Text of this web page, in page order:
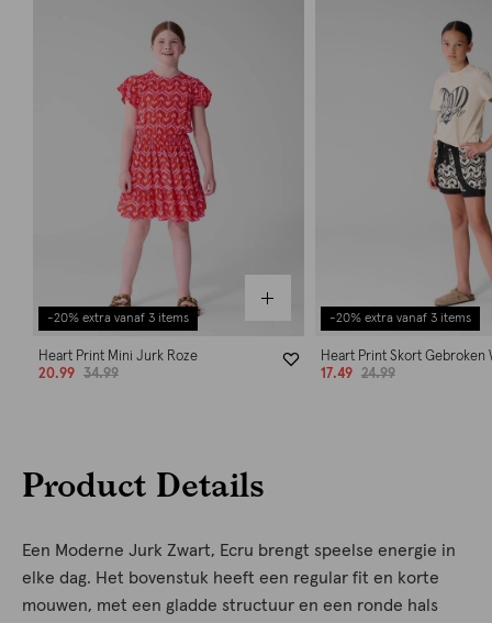
-20% extra vanaf 3 items
Heart Print Mini Jurk Roze
20.99
34.99
-20% extra vanaf 3 items
Heart Print Skort Gebroken
17.49
24.99
Product Details
Een Moderne Jurk Zwart, Ecru brengt speelse energie in
elke dag. Het bovenstuk heeft een regular fit en korte
mouwen, met een gladde structuur en een ronde hals